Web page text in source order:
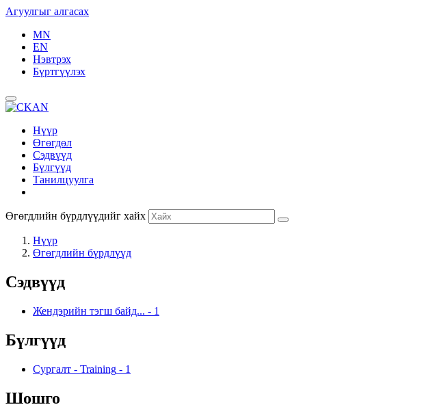
Агуулгыг алгасах
MN
EN
Нэвтрэх
Бүртгүүлэх
Нүүр
Өгөгдөл
Сэдвүүд
Бүлгүүд
Танилцуулга
Өгөгдлийн бүрдлүүдийг хайх
Нүүр
Өгөгдлийн бүрдлүүд
Сэдвүүд
Жендэрийн тэгш байд... - 1
Бүлгүүд
Сургалт - Training - 1
Шошго